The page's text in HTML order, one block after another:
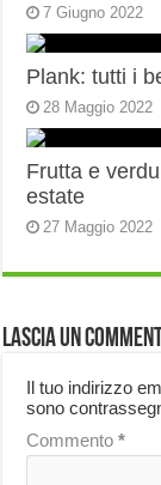
7 Giugno 2022
Plank: tutti i
28 Maggio 2022
Frutta e
estate
27 Maggio 2022
Lascia un
Il tuo indirizzo
sono
Commento*